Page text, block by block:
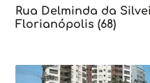
Rua Delminda da
Florianópolis (68)